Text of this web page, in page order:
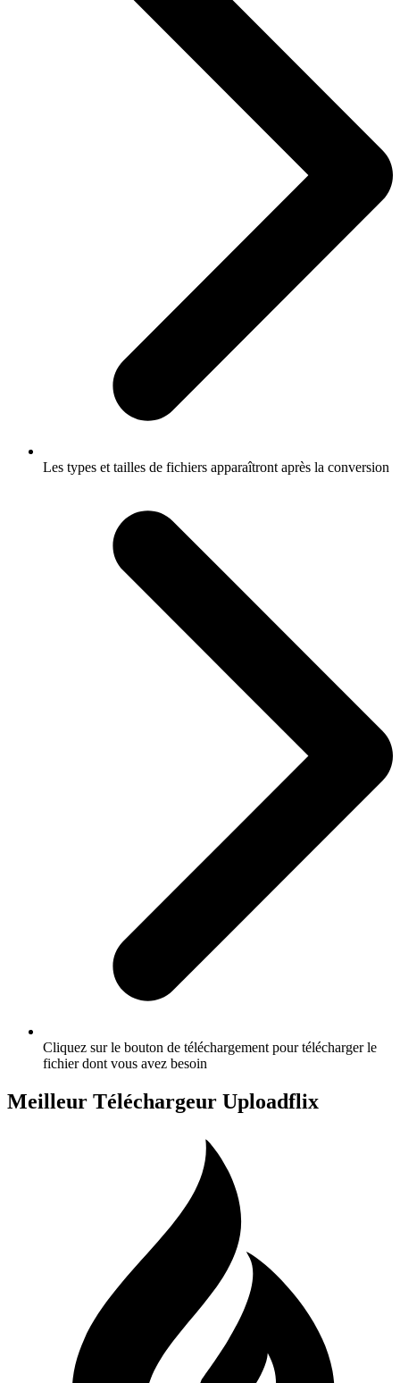
Les types et tailles de fichiers apparaîtront après la conversion
Cliquez sur le bouton de téléchargement pour télécharger le
fichier dont vous avez besoin
Meilleur Téléchargeur Uploadflix